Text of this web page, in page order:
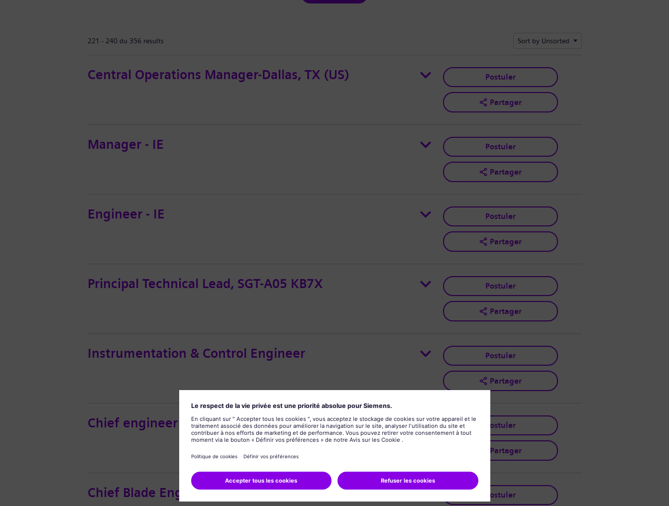
221 - 240 du 356 results Sort by Unsorted
Central Operations Manager-Dallas, TX (US) Postuler
Partager
Manager - IE Postuler
Partager
Engineer - IE Postuler
Partager
Principal Technical Lead, SGT-A05 KB7X Postuler
Partager
Instrumentation & Control Engineer Postuler
Partager
Chief engineer Postuler
Partager
Chief Blade Engineer Postuler